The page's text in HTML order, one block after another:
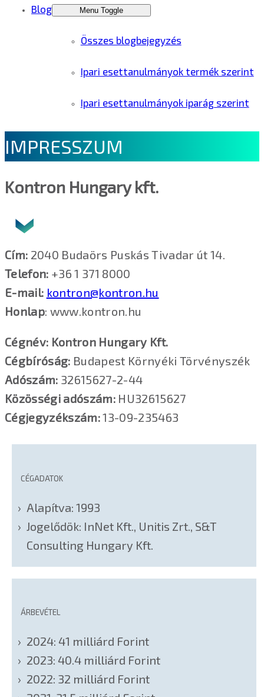
Blog Menu Toggle
Összes blogbejegyzés
Ipari esettanulmányok termék szerint
Ipari esettanulmányok iparág szerint
IMPRESSZUM
Kontron Hungary kft.
Cím: 2040 Budaörs Puskás Tivadar út 14.
Telefon: +36 1 371 8000
E-mail: kontron@kontron.hu
Honlap: www.kontron.hu
Cégnév: Kontron Hungary Kft.
Cégbíróság: Budapest Környéki Törvényszék
Adószám: 32615627-2-44
Közösségi adószám: HU32615627
Cégjegyzékszám:13-09-235463
CÉGADATOK
Alapítva: 1993
Jogelődök: InNet Kft., Unitis Zrt., S&T
Consulting Hungary Kft.
ÁRBEVÉTEL
2024: 41 milliárd Forint
2023: 40.4 milliárd Forint
2022: 32 milliárd Forint